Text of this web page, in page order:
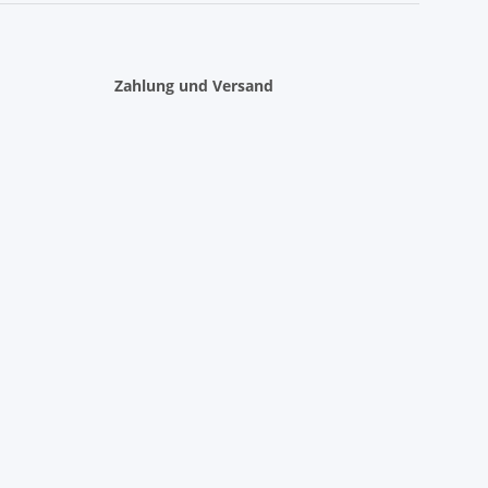
Zahlung und Versand